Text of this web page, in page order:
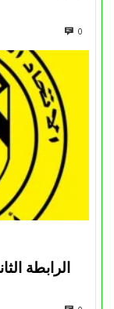
0
الرابطة